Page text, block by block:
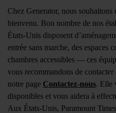
Chez Generator, nous souhaitons
bienvenu. Bon nombre de nos
États-Unis disposent
entrée sans marche, des espaces
chambres accessibles — ces
vous recommandons de
notre page Contactez-nous. Elle
disponibles et vous aidera à
Aux États-Unis, Paramount